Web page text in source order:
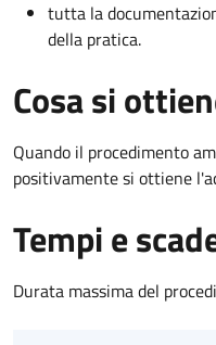
tutta la
della pratica.
Cosa si
Quando il procedimento
positivamente si ottiene
Tempi e
Durata massima del